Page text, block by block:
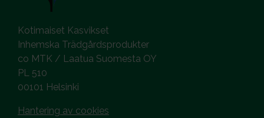
Kotimaiset Kasvikset
Inhemska Trädgårdsprodukter
co MTK / Laatua Suomesta OY
PL 510
00101 Helsinki
Hantering av cookies